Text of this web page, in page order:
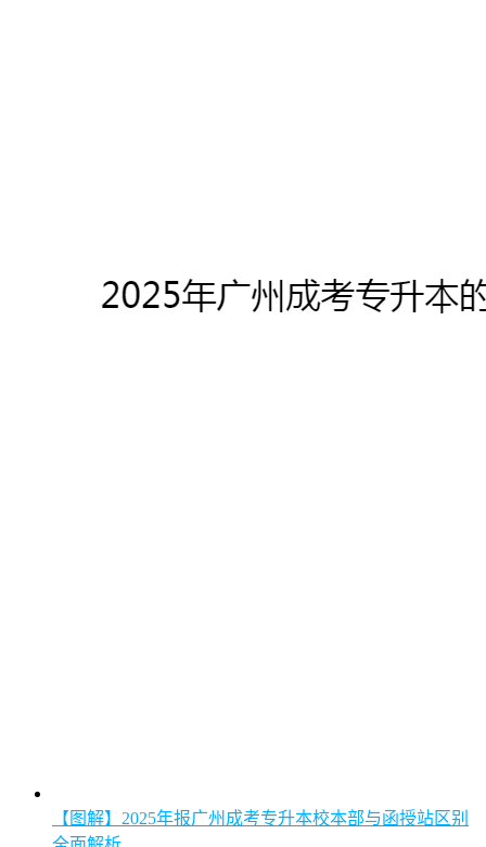
【图解】2025年报广州成考专升本校本部与函授站区别